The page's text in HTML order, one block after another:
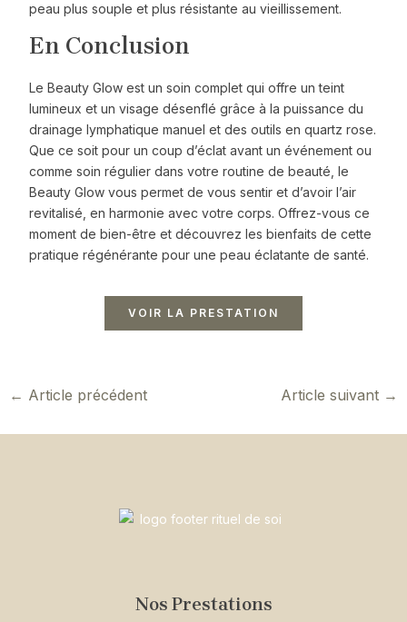
peau plus souple et plus résistante au vieillissement.
En Conclusion
Le Beauty Glow est un soin complet qui offre un teint
lumineux et un visage désenflé grâce à la puissance du
drainage lymphatique manuel et des outils en quartz rose.
Que ce soit pour un coup d’éclat avant un événement ou
comme soin régulier dans votre routine de beauté, le
Beauty Glow vous permet de vous sentir et d’avoir l’air
revitalisé, en harmonie avec votre corps. Offrez-vous ce
moment de bien-être et découvrez les bienfaits de cette
pratique régénérante pour une peau éclatante de santé.
VOIR LA PRESTATION
← Article précédent Article suivant →
Nos Prestations